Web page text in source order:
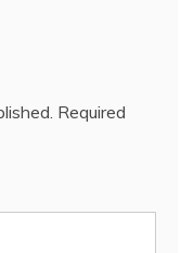
Required